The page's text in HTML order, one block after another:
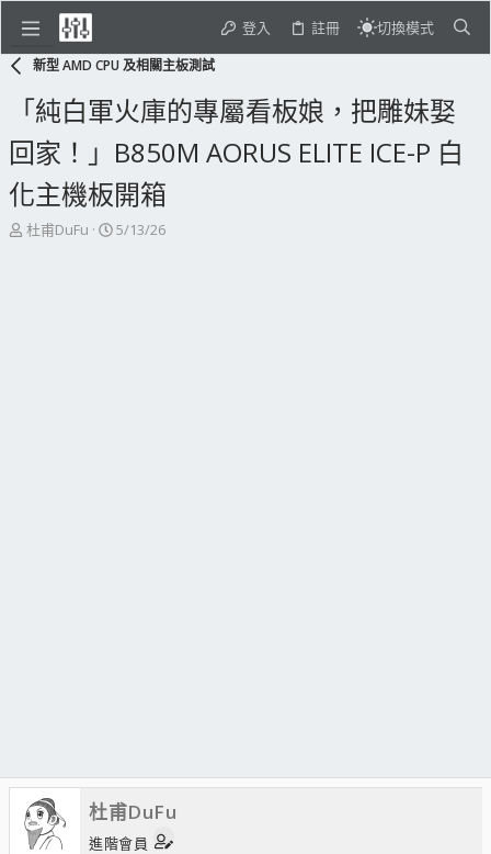
登入 註冊 切換模式
新型 AMD CPU 及相關主板測試
「純白軍火庫的專屬看板娘，把雕妹娶
回家！」B850M AORUS ELITE ICE-P 白
化主機板開箱
主
杜甫DuFu
開
5/13/26
杜甫DuFu
進階會員